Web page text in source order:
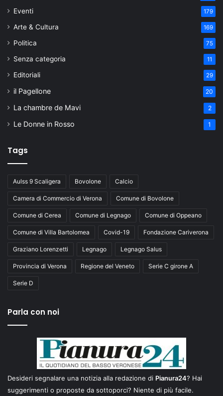
Eventi 179
Arte & Cultura 169
Politica 75
Senza categoria 11
Editoriali 29
il Pagellone 20
La chambre de Mavi 2
Le Donne in Rosso 1
Tags
Aulss 9 Scaligera Bovolone Calcio
Camera di Commercio di Verona Comune di Bovolone
Comune di Cerea Comune di Legnago Comune di Oppeano
Comune di Villa Bartolomea Covid-19 Fondazione Cariverona
Graziano Lorenzetti Legnago Legnago Salus
Provincia di Verona Regione del Veneto Serie C girone A
Serie D
Parla con noi
Desideri segnalare una notizia alla redazione di Pianura24? Hai
suggerimenti o proposte da sottoporci? Niente di più facile.